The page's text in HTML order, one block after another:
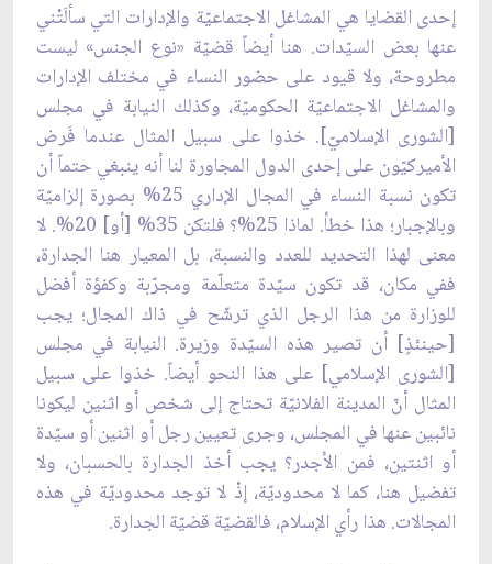
إحدى القضايا هي المشاغل الاجتماعيّة والإدارات التي سألَتْني
عنها بعض السيّدات. هنا أيضاً قضيّة «نوع الجنس» ليست
مطروحة، ولا قيود على حضور النساء في مختلف الإدارات
والمشاغل الاجتماعيّة الحكوميّة، وكذلك النيابة في مجلس
[الشورى الإسلاميّ]. خذوا على سبيل المثال عندما فَرض
الأميركيّون على إحدى الدول المجاورة لنا أنه ينبغي حتماً أن
تكون نسبة النساء في المجال الإداري 25% بصورة إلزاميّة
وبالإجبار؛ هذا خطأ. لماذا 25%؟ فلتكن 35% [أو] 20%. لا
معنى لهذا التحديد للعدد والنسبة، بل المعيار هنا الجدارة،
ففي مكان، قد تكون سيّدة متعلّمة ومجرّبة وكفؤة أفضل
للوزارة من هذا الرجل الذي ترشّح في ذاك المجال؛ يجب
[حينئذٍ] أن تصير هذه السيّدة وزيرة. النيابة في مجلس
[الشورى الإسلامي] على هذا النحو أيضاً. خذوا على سبيل
المثال أنّ المدينة الفلانيّة تحتاج إلى شخص أو اثنين ليكونا
نائبين عنها في المجلس، وجرى تعيين رجل أو اثنين أو سيّدة
أو اثنتين، فمن الأجدر؟ يجب أخذ الجدارة بالحسبان، ولا
تفضيل هنا، كما لا محدوديّة، إذْ لا توجد محدوديّة في هذه
المجالات. هذا رأي الإسلام، فالقضيّة قضيّة الجدارة.